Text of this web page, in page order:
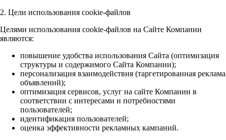
2. Цели использования cookie-файлов
Целями использования cookie-файлов на Сайте Компании
являются:
повышение удобства использования Сайта (оптимизация
структуры и содержимого Сайта Компании);
персонализация взаимодействия (таргетированная реклама
объявлений);
оптимизация сервисов, услуг на сайте Компании в
соответствии с интересами и потребностями
пользователей;
идентификация пользователей;
оценка эффективности рекламных кампаний.